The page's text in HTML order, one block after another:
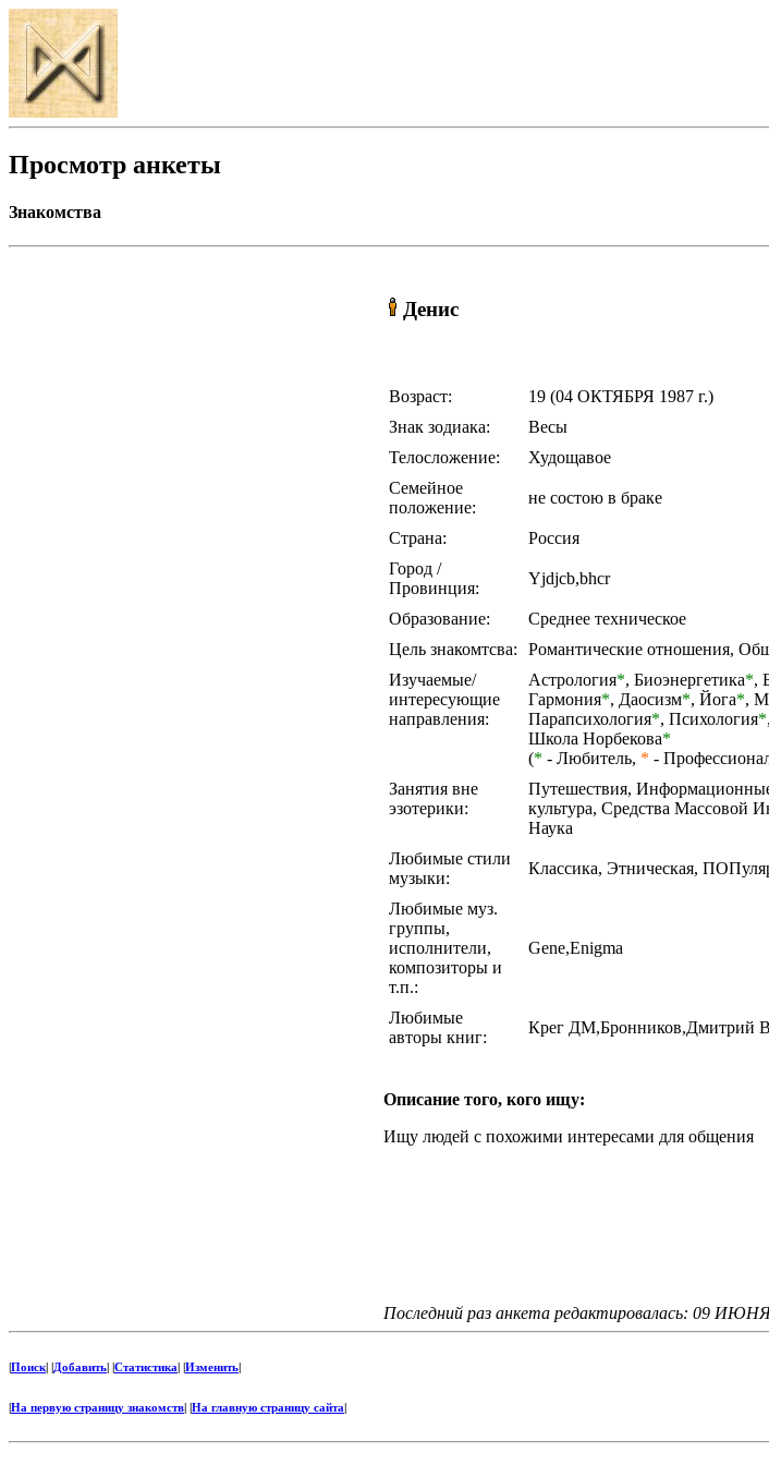
Просмотр анкеты
Знакомства
Денис
Возраст:
19 (04 ОКТЯБРЯ 1987 г.)
Знак зодиака:
Весы
Телосложение:
Худощавое
Семейное
положение:
не состою в браке
Страна:
Россия
Город /
Провинция:
Yjdjcb,bhcr
Образование:
Среднее техническое
Цель знакомтсва:
Романтические отношения,
Изучаемые/
интересующие
направления:
Астрология*, Биоэнергетика*,
Гармония*, Даосизм*, Йога*,
Парапсихология*, Психология*,
Школа Норбекова*
(* - Любитель, * -
Занятия вне
эзотерики:
Путешествия,
культура, Средства Массовой
Наука
Любимые стили
музыки:
Классика, Этническая,
Любимые муз.
группы,
исполнители,
композиторы и
т.п.:
Gene,Enigma
Любимые
авторы книг:
Крег ДМ,Бронников,Дмитрий
Описание того, кого ищу:
Ищу людей с похожими интересами для общения
Последний раз анкета редактировалась: 09
Поиск| | Добавить Статистика Изменить
На первую страницу знакомств На главную страницу сайта